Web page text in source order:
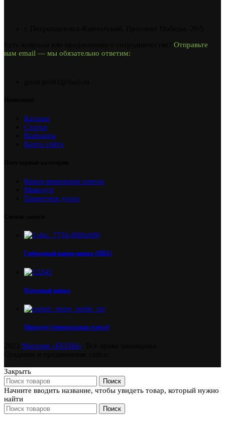
Отправьте
нам email — мы обязательно ответим:
Каталог
Статьи
Контакты
Карта сайта
Кварц-виниловая плитка
Микодур
Паркетная доска
Гибридный кварц-винил (ПВХ)
Плетеный винил
Микодур (минеральная плита)
Магазин «ПОЛЫ»
Закрыть
Поиск
Начните вводить название, чтобы увидеть товар, который нужно
найти
Поиск